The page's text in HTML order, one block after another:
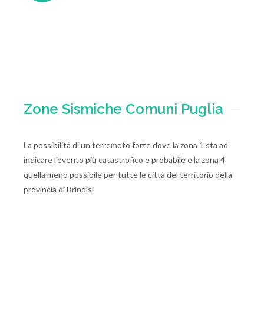
Zone Sismiche Comuni Puglia
La possibilità di un terremoto forte dove la zona 1 sta ad
indicare l'evento più catastrofico e probabile e la zona 4
quella meno possibile per tutte le città del territorio della
provincia di Brindisi